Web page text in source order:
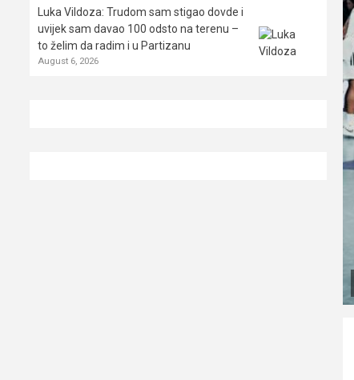
Luka Vildoza: Trudom sam stigao dovde i
uvijek sam davao 100 odsto na terenu –
to želim da radim i u Partizanu
August 6, 2026